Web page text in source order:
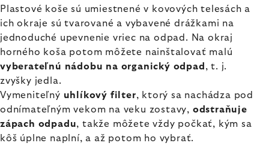
Plastové koše sú umiestnené v kovových telesách a
ich okraje sú tvarované a vybavené drážkami na
jednoduché upevnenie vriec na odpad. Na okraj
horného koša potom môžete nainštalovať malú
vyberateľnú nádobu na organický odpad , t. j.
zvyšky jedla.
Vymeniteľný uhlíkový filter, ktorý sa nachádza pod
odnímateľným vekom na veku zostavy, odstraňuje
zápach odpadu, takže môžete vždy počkať, kým sa
kôš úplne naplní, a až potom ho vybrať.